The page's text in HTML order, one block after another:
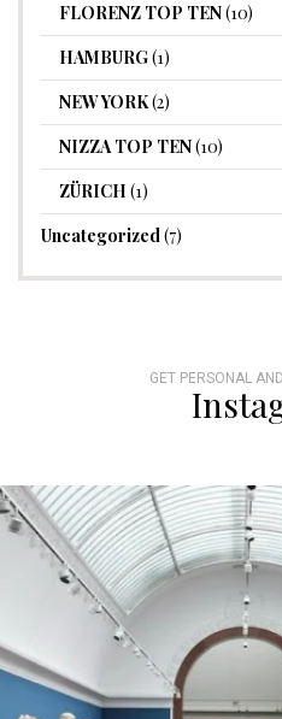
FLORENZ TOP TEN(10)
HAMBURG(1)
NEW YORK(2)
NIZZA TOP TEN(10)
ZÜRICH (1)
Uncategorized(7)
GET PERSONAL